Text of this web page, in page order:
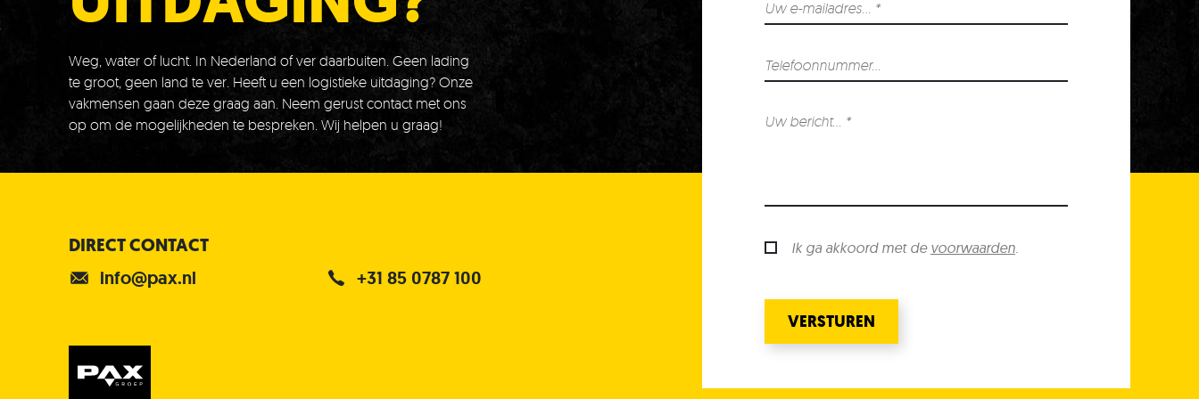
Weg, water of lucht. In Nederland of ver daarbuiten. Geen lading
te groot, geen land te ver. Heeft u een logistieke uitdaging? Onze
vakmensen gaan deze graag aan. Neem gerust contact met ons
op om de mogelijkheden te bespreken. Wij helpen u graag!
Ik ga akkoord met de voorwaarden.
VERSTUREN
DIRECT CONTACT
info@pax.nl +31 85 0787 100